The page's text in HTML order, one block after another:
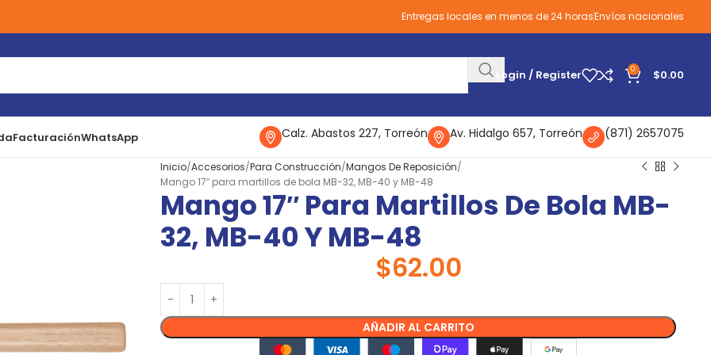
Entregas locales en menos de 24 horasEnvíos nacionales
Login / Register 0 $0.00
FacturaciónWhatsApp Calz. Abastos 227, Torreón Av. Hidalgo 657, Torreón (871) 2657075
Inicio Accesorios Para Construcción Mangos De Reposición
Mango 17″ para martillos de bola MB-32, MB-40 y MB-48
Mango 17″ Para Martillos De Bola MB-
32, MB-40 Y MB-48
$62.00
AÑADIR AL CARRITO